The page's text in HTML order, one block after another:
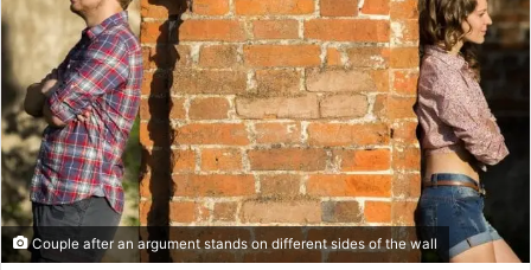
Couple after an argument stands on different sides of the wall